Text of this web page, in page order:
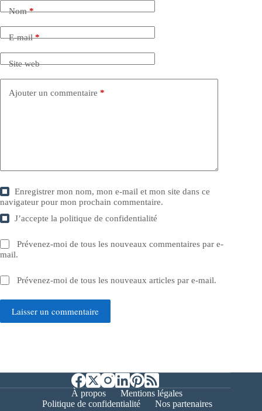
Nom*
E-mail*
Site web
Ajouter un commentaire *
Enregistrer mon nom, mon e-mail et mon site dans ce
navigateur pour mon prochain commentaire.
J’accepte lapolitique de confidentialité
Prévenez-moi de tous les nouveaux commentaires par e-
mail.
Prévenez-moi de tous les nouveaux articles par e-mail.
Laisser un commentaire
À propos
Mentions légales
Politique de confidentialité
Nos partenaires